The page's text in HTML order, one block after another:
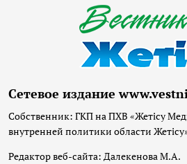
Сетевое издание
Собственник: ГКП на ПХВ «Жетісу
внутренней политики области
Редактор веб-сайта: Далекенова М.А.